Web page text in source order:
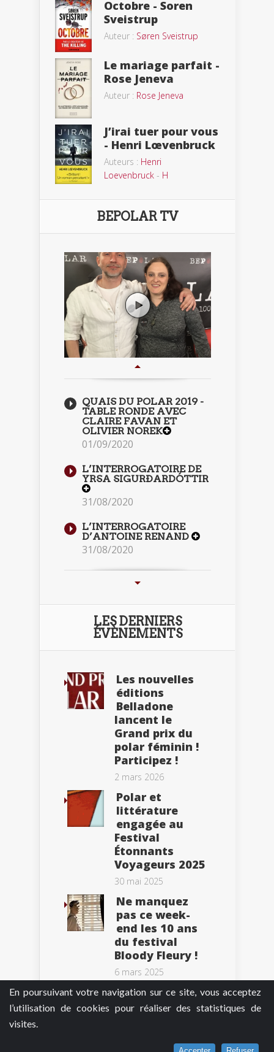
En poursuivant votre navigation sur ce site, vous acceptez
l’utilisation de cookies pour réaliser des statistiques de
visites.
Octobre - Soren
Sveistrup
Auteur : Søren Sveistrup
Le mariage parfait -
Rose Jeneva
Auteur : Rose Jeneva
J’irai tuer pour vous
- Henri Lœvenbruck
Auteurs : Henri
Loevenbruck - H
BEPOLAR TV
QUAIS DU POLAR 2019 -
TABLE RONDE AVEC
CLAIRE FAVAN ET
OLIVIER NOREK
01/09/2020
L’INTERROGATOIRE DE
YRSA SIGURÐARDÓTTIR
31/08/2020
L’INTERROGATOIRE
D’ANTOINE RENAND
31/08/2020
LES DERNIERS
ÉVÈNEMENTS
Les nouvelles
éditions
Belladone
lancent le
Grand prix du
polar féminin !
Participez !
2 mars 2026
Polar et
littérature
engagée au
Festival
Étonnants
Voyageurs 2025
30 mai 2025
Ne manquez
pas ce week-
end les 10 ans
du festival
Bloody Fleury !
6 mars 2025